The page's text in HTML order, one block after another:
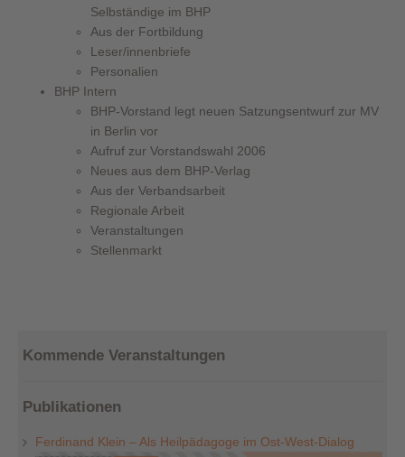
Selbständige im BHP
Aus der Fortbildung
Leser/innenbriefe
Personalien
BHP Intern
BHP-Vorstand legt neuen Satzungsentwurf zur MV
in Berlin vor
Aufruf zur Vorstandswahl 2006
Neues aus dem BHP-Verlag
Aus der Verbandsarbeit
Regionale Arbeit
Veranstaltungen
Stellenmarkt
Kommende Veranstaltungen
Publikationen
Ferdinand Klein – Als Heilpädagoge im Ost-West-Dialog